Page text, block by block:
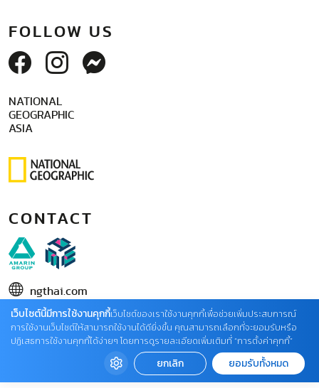
FOLLOW US
NATIONAL
GEOGRAPHIC
ASIA
CONTACT
ngthai.com
บริษัท เอเอ็มอี อิมเมจิเนทีฟ จำกัด
ในเครือ บริษัท อมรินทร์ คอร์เปอเรชั่นส์ จำกัด (มหาชน)
ติดต่อแจ้งปัญหาหรือร้องเรียน
เว็บไซต์นี้มีการใช้งานคุกกี้เว็บไซต์ของเราใช้งานคุกกี้เพื่อช่วยเพิ่มประสบการณ์
การใช้งานเว็บไซต์ให้สามารถใช้งานได้ดียิ่งขึ้น คุณสามารถเลือกที่จะยอมรับหรือ
ปฏิเสธการใช้งานคุกกี้ได้ง่ายๆ โดยการดูรายละเอียดเพิ่มเติมที่ “การตั้งค่าคุกกี้”
ยกเลิก ยอมรับทั้งหมด